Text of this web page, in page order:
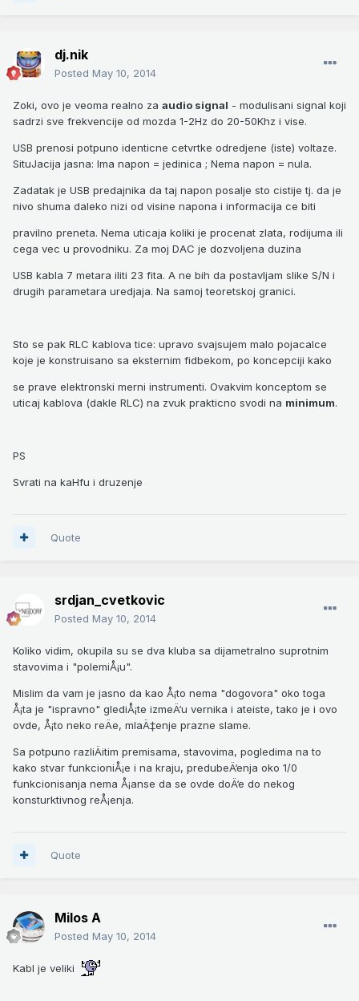
dj.nik
Posted May 10, 2014
Zoki, ovo je veoma realno za audio signal - modulisani signal koji
sadrzi sve frekvencije od mozda 1-2Hz do 20-50Khz i vise.
USB prenosi potpuno identicne cetvrtke odredjene (iste) voltaze.
SituJacija jasna: Ima napon = jedinica ; Nema napon = nula.
Zadatak je USB predajnika da taj napon posalje sto cistije tj. da je
nivo shuma daleko nizi od visine napona i informacija ce biti
pravilno preneta. Nema uticaja koliki je procenat zlata, rodijuma ili
cega vec u provodniku. Za moj DAC je dozvoljena duzina
USB kabla 7 metara iliti 23 fita. A ne bih da postavljam slike S/N i
drugih parametara uredjaja. Na samoj teoretskoj granici.
Sto se pak RLC kablova tice: upravo svajsujem malo pojacalce
koje je konstruisano sa eksternim fidbekom, po koncepciji kako
se prave elektronski merni instrumenti. Ovakvim konceptom se
uticaj kablova (dakle RLC) na zvuk prakticno svodi na minimum.
PS
Svrati na kaHfu i druzenje
Quote
srdjan_cvetkovic
Posted May 10, 2014
Koliko vidim, okupila su se dva kluba sa dijametralno suprotnim
stavovima i "polemiÅ¡u".
Mislim da vam je jasno da kao Å¡to nema "dogovora" oko toga
Å¡ta je "ispravno" glediÅ¡te izmeÄ‘u vernika i ateiste, tako je i ovo
ovde, Å¡to neko reÄe, mlaÄ‡enje prazne slame.
Sa potpuno razliÄitim premisama, stavovima, pogledima na to
kako stvar funkcioniÅ¡e i na kraju, predubeÄ‘enja oko 1/0
funkcionisanja nema Å¡anse da se ovde doÄ‘e do nekog
konsturktivnog reÅ¡enja.
Quote
Milos A
Posted May 10, 2014
Kabl je veliki